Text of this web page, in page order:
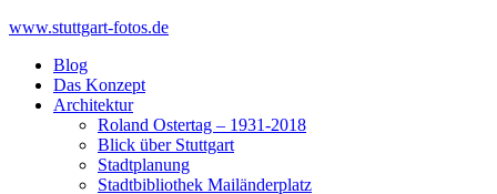
Skip
content
www.stuttgart-fotos.de
Blog
Das Konzept
Architektur
Roland Ostertag – 1931-2018
Blick über Stuttgart
Stadtplanung
Stadtbibliothek Mailänderplatz